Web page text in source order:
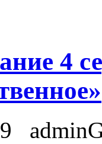
4